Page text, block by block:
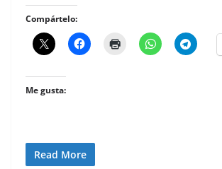
Compártelo:
Me gusta:
Read More